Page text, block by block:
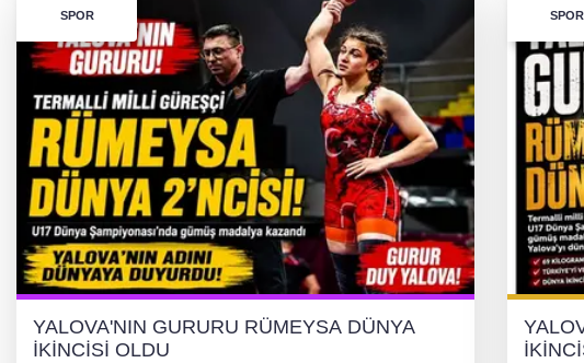
SPOR
YALOVA'NIN GURURU RÜMEYSA DÜNYA
İKİNCİSİ OLDU
SPOR